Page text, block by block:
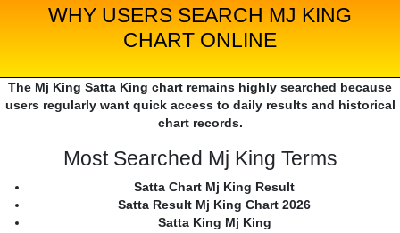
WHY USERS SEARCH MJ KING
CHART ONLINE
The Mj King Satta King chart remains highly searched because
users regularly want quick access to daily results and historical
chart records.
Most Searched Mj King Terms
Satta Chart Mj King Result
Satta Result Mj King Chart 2026
Satta King Mj King